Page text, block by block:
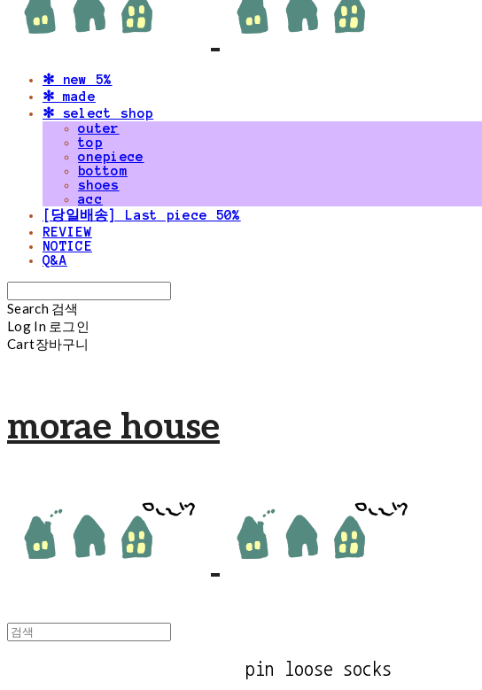
✻ new 5%
✻ made
✻ select shop
outer
top
onepiece
bottom
shoes
acc
[당일배송] Last piece 50%
REVIEW
NOTICE
Q&A
Search 검색
Log In 로그인
Cart장바구니
morae house
pin loose socks